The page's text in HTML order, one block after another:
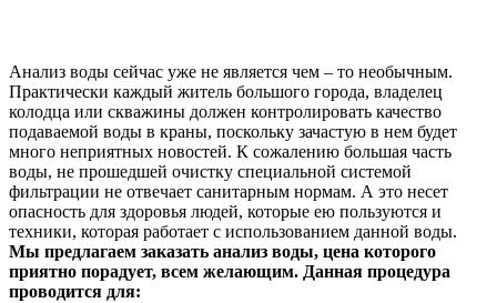
Анализ воды сейчас уже не является чем – то необычным.
Практически каждый житель большого города, владелец
колодца или скважины должен контролировать качество
подаваемой воды в краны, поскольку зачастую в нем будет
много неприятных новостей. К сожалению большая часть
воды, не прошедшей очистку специальной системой
фильтрации не отвечает санитарным нормам. А это несет
опасность для здоровья людей, которые ею пользуются и
техники, которая работает с использованием данной воды.
Мы предлагаем заказать анализ воды, цена которого
приятно порадует, всем желающим. Данная процедура
проводится для: